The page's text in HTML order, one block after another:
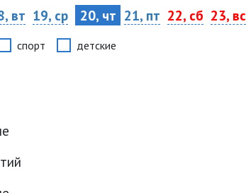
вт 19, ср 20, чт 21, пт 22, сб 23, вс
спорт детские